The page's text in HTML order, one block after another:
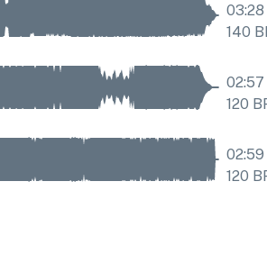
03:28
140
02:57
120
02:59
120